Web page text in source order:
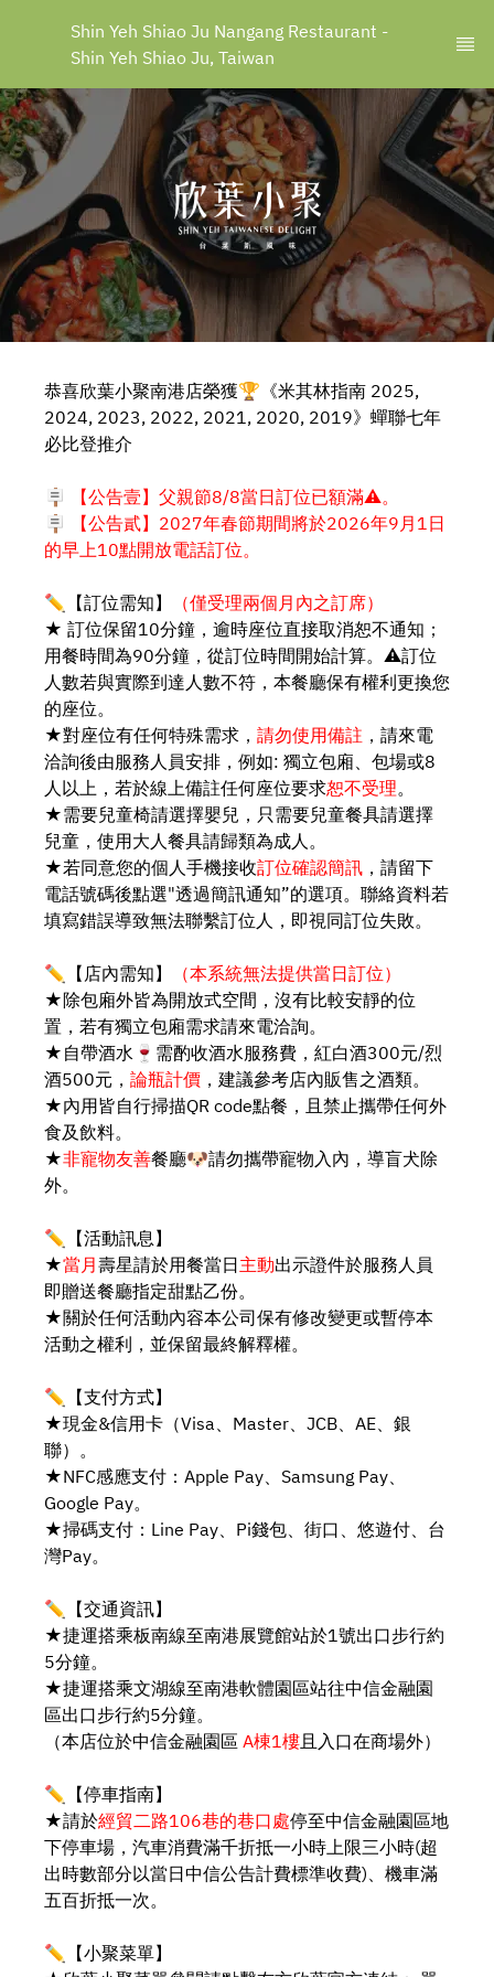
Shin Yeh Shiao Ju Nangang Restaurant -
Shin Yeh Shiao Ju, Taiwan
恭喜欣葉小聚南港店榮獲🏆《米其林指南 2025,
2024, 2023, 2022, 2021, 2020, 2019》蟬聯七年
必比登推介
🪧
【公告壹】父親節8/8當日訂位已額滿⚠️。
🪧 【公告貳】2027年春節期間將於2026年9月1日
的早上10點開放電話訂位。
✏️【訂位需知】
（僅受理兩個月內之訂席）
★ 訂位保留10分鐘，逾時座位直接取消恕不通知；
用餐時間為90分鐘，從訂位時間開始計算。⚠️訂位
人數若與實際到達人數不符，本餐廳保有權利更換您
的座位。
★對座位有任何特殊需求， 請勿使用備註 ，請來電
洽詢後由服務人員安排，例如: 獨立包廂、包場或8
人以上，若於線上備註任何座位要求恕不受理。
★需要兒童椅請選擇嬰兒，只需要兒童餐具請選擇
兒童，使用大人餐具請歸類為成人。
★若同意您的個人手機接收訂位確認簡訊 ，請留下
電話號碼後點選"透過簡訊通知”的選項。聯絡資料若
填寫錯誤導致無法聯繫訂位人，即視同訂位失敗。
✏️【店內需知】
（本系統無法提供當日訂位）
★除包廂外皆為開放式空間，沒有比較安靜的位
置，若有獨立包廂需求請來電洽詢。
★自帶酒水🍷需酌收酒水服務費，紅白酒300元/烈
酒500元， 論瓶計價 ，建議參考店內販售之酒類。
★內用皆自行掃描QR code點餐，且禁止攜帶任何外
食及飲料。
★非寵物友善餐廳🐶請勿攜帶寵物入內，導盲犬除
外。
✏️【活動訊息】
★當月壽星請於用餐當日主動出示證件於服務人員
即贈送餐廳指定甜點乙份。
★關於任何活動內容本公司保有修改變更或暫停本
活動之權利，並保留最終解釋權。
✏️【支付方式】
★現金&信用卡（Visa、Master、JCB、AE、銀
聯）。
★NFC感應支付：Apple Pay、Samsung Pay、
Google Pay。
★掃碼支付：Line Pay、Pi錢包、街口、悠遊付、台
灣Pay。
✏️【交通資訊】
★捷運搭乘板南線至南港展覽館站於1號出口步行約
5分鐘。
★捷運搭乘文湖線至南港軟體園區站往中信金融園
區出口步行約5分鐘。
（本店位於中信金融園區 A棟1樓且入口在商場外）
✏️【停車指南】
★請於經貿二路106巷的巷口處停至中信金融園區地
下停車場，汽車消費滿千折抵一小時上限三小時(超
出時數部分以當日中信公告計費標準收費)、機車滿
五百折抵一次。
✏️【小聚菜單】